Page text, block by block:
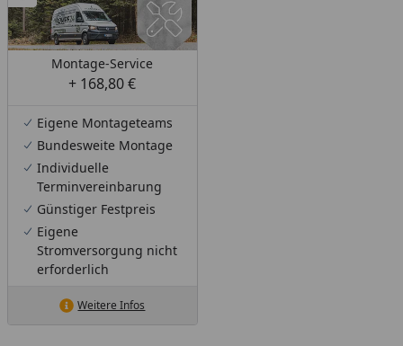
Montage-Service
+ 168,80 €
Eigene Montageteams
Bundesweite Montage
Individuelle
Terminvereinbarung
Günstiger Festpreis
Eigene
Stromversorgung nicht
erforderlich
Weitere Infos